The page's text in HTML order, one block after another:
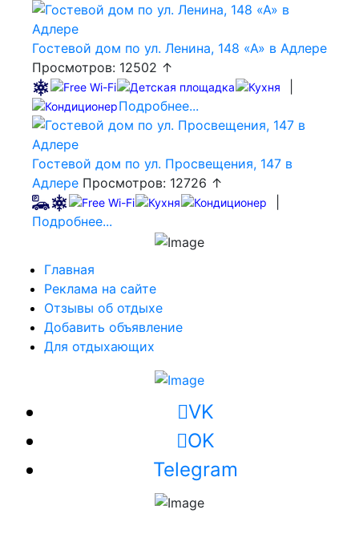
Гостевой дом по ул. Ленина, 148 «А» в Адлере
Просмотров: 12502 ↑
Подробнее...
Гостевой дом по ул. Просвещения, 147 в
Адлере Просмотров: 12726 ↑
Подробнее...
Главная
Реклама на сайте
Отзывы об отдыхе
Добавить объявление
Для отдыхающих
VK
OK
Telegram